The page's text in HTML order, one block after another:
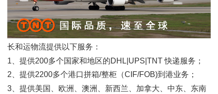
长和运物流提供以下服务：
1、提供200多个国家和地区的DHL|UPS|TNT 快递服务；
2、提供2200多个港口拼箱/整柜（CIF/FOB)到港业务；
3、提供美国、欧洲、澳洲、新西兰、加拿大、中东、东南